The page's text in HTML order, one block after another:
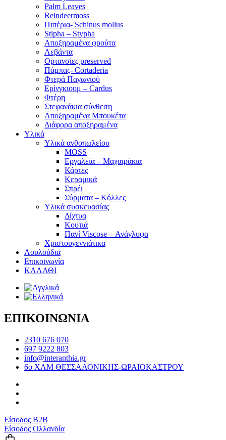
Palm Leaves
Reindeermoss
Πιπέρια- Schinus mollus
Stipha – Stypha
Αποξηραμένα φρούτα
Λεβάντα
Ορτανσίες preserved
Πάμπας- Cortaderia
Φτερά Παγωνιού
Ερίνγκιουμ – Cardus
Φτέρη
Στεφανάκια σύνθεση
Αποξηραμένα Μπουκέτα
Διάφορα αποξηραμένα
Υλικά
Υλικά ανθοπωλείου
MOSS
Εργαλεία – Μαχαιράκια
Κάρτες
Κεραμικά
Σπρέι
Σύρματα – Κόλλες
Υλικά συσκευασίας
Δίχτυα
Κουτιά
Πανί Viscose – Ανάγλυφα
Χριστουγεννιάτικα
Λουλούδια
Επικοινωνία
ΚΑΛΑΘΙ
ΕΠΙΚΟΙΝΩΝΙΑ
2310 676 070
697 9222 803
info@interanthia.gr
6ο ΧΛΜ ΘΕΣΣΑΛΟΝΙΚΗΣ-ΩΡΑΙΟΚΑΣΤΡΟΥ
Είσοδος B2B
Είσοδος Ολλανδία